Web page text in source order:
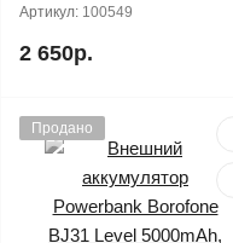
Артикул: 100549
2 650р.
Продано